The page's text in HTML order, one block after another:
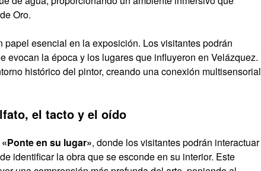
Oro.
papel esencial en la exposición. Los visitantes podrán
evocan la época y los lugares que influyeron en Velázquez.
histórico del pintor, creando una conexión multisensorial
el tacto y el oído
«Ponte en su lugar», donde los visitantes podrán interactuar
identificar la obra que se esconde en su interior. Este